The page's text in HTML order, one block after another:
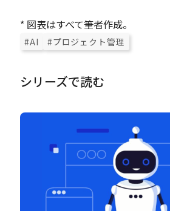
* 図表はすべて筆者作成。
#AI #プロジェクト管理
シリーズで読む